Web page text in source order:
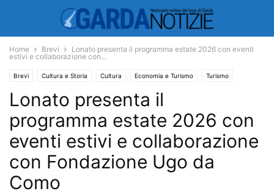
Home Brevi
Lonato presenta il programma estate 2026 con eventi
estivi e collaborazione con...
Brevi Cultura e Storia Cultura Economia e Turismo Turismo
Lonato presenta il
programma estate 2026 con
eventi estivi e collaborazione
con Fondazione Ugo da
Como